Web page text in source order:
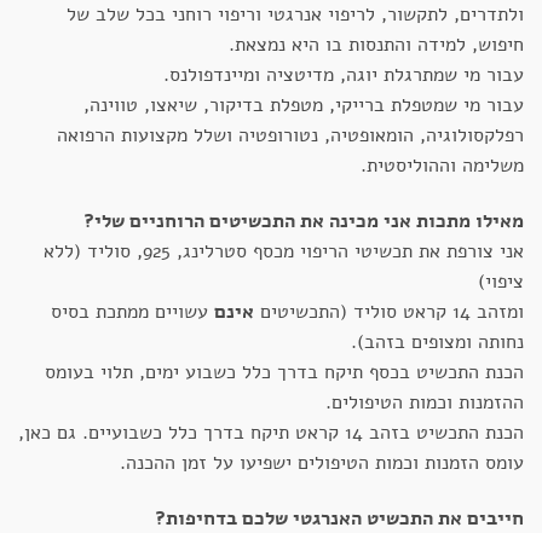
ולתדרים, לתקשור, לריפוי אנרגטי וריפוי רוחני בכל שלב של
חיפוש, למידה והתנסות בו היא נמצאת.
עבור מי שמתרגלת יוגה, מדיטציה ומיינדפולנס.
עבור מי שמטפלת ברייקי, מטפלת בדיקור, שיאצו, טווינה,
רפלקסולוגיה, הומאופטיה, נטורופטיה ושלל מקצועות הרפואה
משלימה וההוליסטית.
מאילו מתכות אני מכינה את התכשיטים הרוחניים שלי?
אני צורפת את תכשיטי הריפוי מכסף סטרלינג, 925, סוליד (ללא
ציפוי)
ומזהב 14 קראט סוליד (התכשיטים
אינם עשויים ממתכת בסיס
נחותה ומצופים בזהב).
הכנת התכשיט בכסף תיקח בדרך כלל כשבוע ימים, תלוי בעומס
ההזמנות וכמות הטיפולים.
הכנת התכשיט בזהב 14 קראט תיקח בדרך כלל כשבועיים. גם כאן,
עומס הזמנות וכמות הטיפולים ישפיעו על זמן ההכנה.
חייבים את התכשיט האנרגטי שלכם בדחיפות?